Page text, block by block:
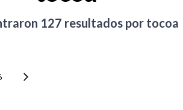
127 resultados por tocoa